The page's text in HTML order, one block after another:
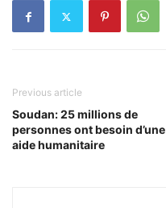
Previous article
Soudan: 25 millions de
personnes ont besoin d’une
aide humanitaire